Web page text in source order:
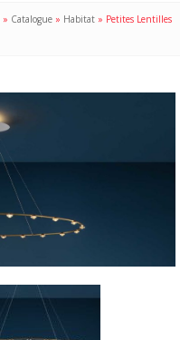
» Catalogue » Habitat » Petites Lentilles